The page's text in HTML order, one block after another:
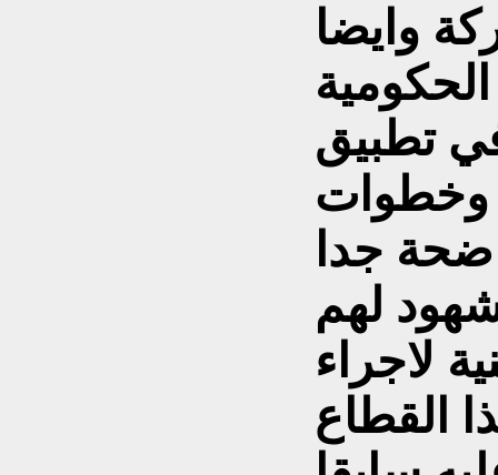
وايضا
في تطبيق
وخطوات
جدا
لهم
لاجراء
القطاع